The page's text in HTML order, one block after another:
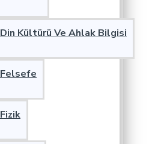
Din Kültürü Ve Ahlak Bilgisi
Felsefe
Fizik